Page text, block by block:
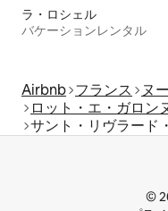
ラ・ロシェル
バケーションレンタル
Airbnb フランス
ヌ
ロット・エ・ガロン
サント・リヴラード
©